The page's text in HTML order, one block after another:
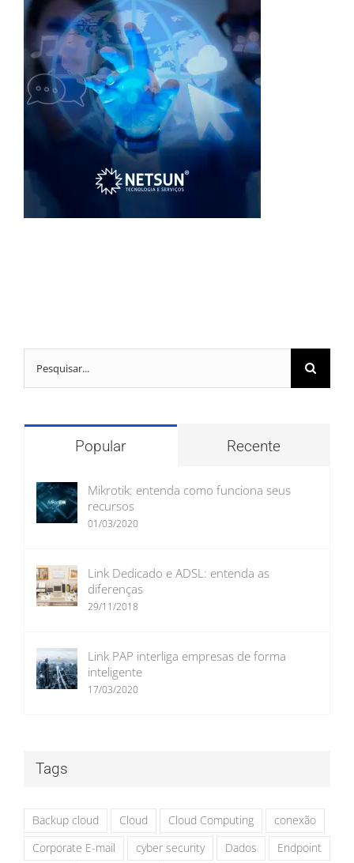
Popular Recente
Mikrotik: entenda como funciona seus
recursos
01/03/2020
Link Dedicado e ADSL: entenda as
diferenças
29/11/2018
Link PAP interliga empresas de forma
inteligente
17/03/2020
Tags
Backup cloud Cloud Cloud Computing
conexão
Corporate E-mail
cyber security Dados
Endpoint